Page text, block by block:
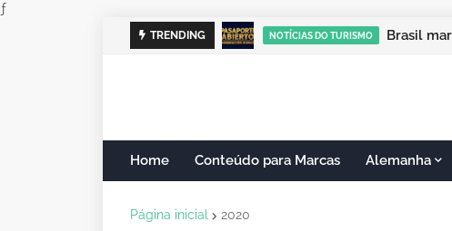
ƒ
TRENDING NOTÍCIAS DO TURISMO Brasil
Home Conteúdo para Marcas Alemanha
Página inicial 2020